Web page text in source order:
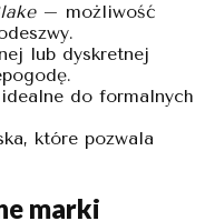
– możliwość
lub dyskretnej
do formalnych
które pozwala
marki